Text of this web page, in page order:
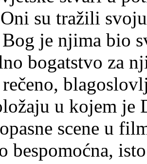
su tražili
je njima bio
bogatstvo za
u kojem je
scene u
bespomoćna,